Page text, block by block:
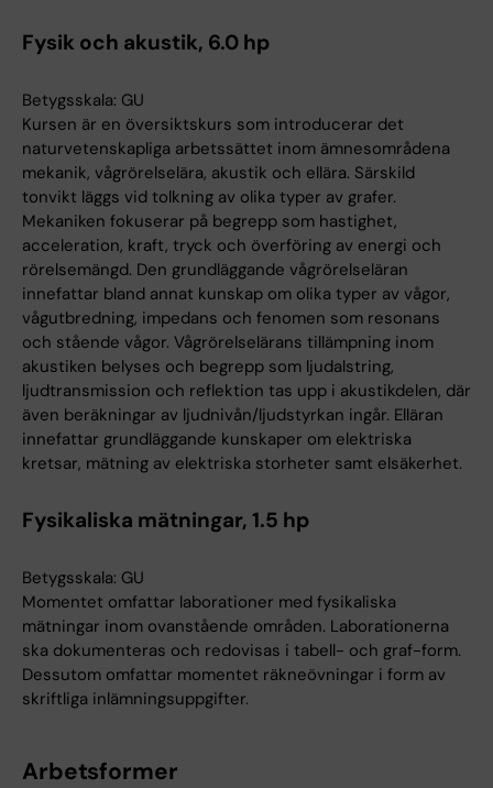
Fysik och akustik, 6.0 hp
Betygsskala: GU
Kursen är en översiktskurs som introducerar det
naturvetenskapliga arbetssättet inom ämnesområdena
mekanik, vågrörelselära, akustik och ellära. Särskild
tonvikt läggs vid tolkning av olika typer av grafer.
Mekaniken fokuserar på begrepp som hastighet,
acceleration, kraft, tryck och överföring av energi och
rörelsemängd. Den grundläggande vågrörelseläran
innefattar bland annat kunskap om olika typer av vågor,
vågutbredning, impedans och fenomen som resonans
och stående vågor. Vågrörelselärans tillämpning inom
akustiken belyses och begrepp som ljudalstring,
ljudtransmission och reflektion tas upp i akustikdelen, där
även beräkningar av ljudnivån/ljudstyrkan ingår. Elläran
innefattar grundläggande kunskaper om elektriska
kretsar, mätning av elektriska storheter samt elsäkerhet.
Fysikaliska mätningar, 1.5 hp
Betygsskala: GU
Momentet omfattar laborationer med fysikaliska
mätningar inom ovanstående områden. Laborationerna
ska dokumenteras och redovisas i tabell- och graf-form.
Dessutom omfattar momentet räkneövningar i form av
skriftliga inlämningsuppgifter.
Arbetsformer